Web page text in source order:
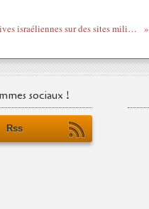
Syrie: frappes massives israéliennes sur des sites militaires
sociaux !
Rss